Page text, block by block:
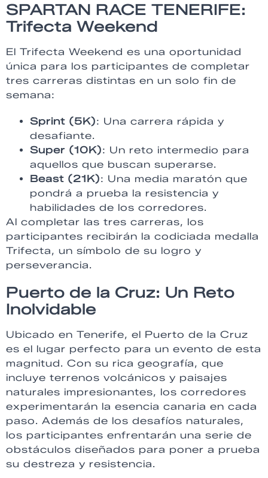
SPARTAN RACE TENERIFE:
Trifecta Weekend
El Trifecta Weekend es una oportunidad
única para los participantes de completar
tres carreras distintas en un solo fin de
semana:
Sprint (5K): Una carrera rápida y
desafiante.
Super (10K): Un reto intermedio para
aquellos que buscan superarse.
Beast (21K): Una media maratón que
pondrá a prueba la resistencia y
habilidades de los corredores.
Al completar las tres carreras, los
participantes recibirán la codiciada medalla
Trifecta, un símbolo de su logro y
perseverancia.
Puerto de la Cruz: Un Reto
Inolvidable
Ubicado en Tenerife, el Puerto de la Cruz
es el lugar perfecto para un evento de esta
magnitud. Con su rica geografía, que
incluye terrenos volcánicos y paisajes
naturales impresionantes, los corredores
experimentarán la esencia canaria en cada
paso. Además de los desafíos naturales,
los participantes enfrentarán una serie de
obstáculos diseñados para poner a prueba
su destreza y resistencia.